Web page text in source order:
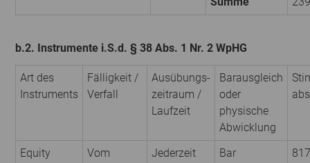
b.2. Instrumente i.S.d. § 38 Abs. 1 Nr. 2 WpHG
Art des
Instruments
Fälligkeit /
Verfall
Ausübungs­
zeitraum /
Laufzeit
Barausgleich
oder
physische
Abwicklung
Equity
Vom
Jederzeit Bar